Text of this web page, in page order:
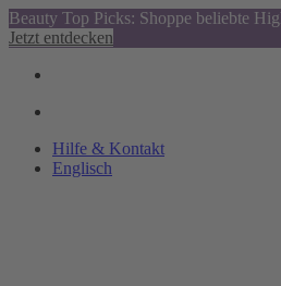
Beauty Top Picks: Shoppe beliebte
Jetzt entdecken
Hilfe & Kontakt
Englisch